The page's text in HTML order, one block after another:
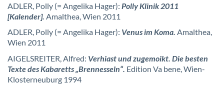
ADLER, Polly (= Angelika Hager): Polly Klinik 2011
[Kalender]. Amalthea, Wien 2011
ADLER, Polly (= Angelika Hager): Venus im Koma. Amalthea,
Wien 2011
AIGELSREITER, Alfred: Verhiast und zugemoikt. Die besten
Texte des Kabaretts „Brennesseln“. Edition Va bene, Wien-
Klosterneuburg 1994